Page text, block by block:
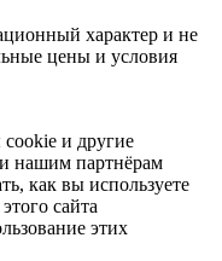
характер и не
цены и условия
и другие
нашим партнёрам
как вы используете
сайта
этих